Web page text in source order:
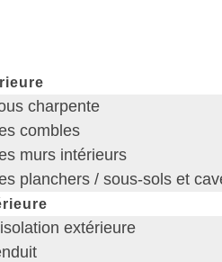
charpente
combles
murs intérieurs
planchers / sous-sols et
extérieure